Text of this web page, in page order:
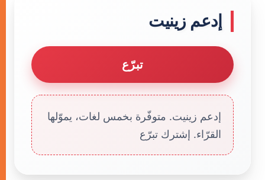
إدعم زينيت
تبرّع
إدعم زينيت. متوفّرة بخمس لغات، يموّلها
القرّاء. إشترك تبرّع